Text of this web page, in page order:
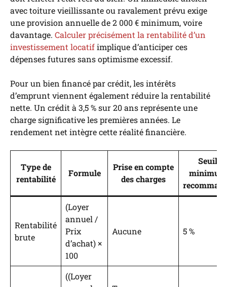
avec toiture vieillissante ou ravalement prévu exige
une provision annuelle de 2 000 € minimum, voire
davantage. Calculer précisément la rentabilité d’un
investissement locatifimplique d’anticiper ces
dépenses futures sans optimisme excessif.
Pour un bien financé par crédit, les intérêts
d’emprunt viennent également réduire la rentabilité
nette. Un crédit à 3,5 % sur 20 ans représente une
charge significative les premières années. Le
rendement net intègre cette réalité financière.
Type de
rentabilité
Formule
Prise en compte
des charges
Seuil
minimum
Rentabilité
brute
(Loyer
annuel /
Prix
d’achat) ×
100
Aucune 5 %
((Loyer